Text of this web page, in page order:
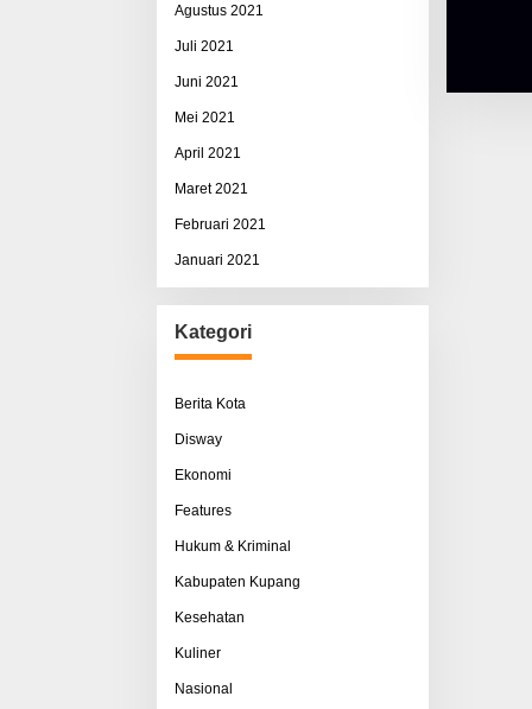
Agustus 2021
Juli 2021
Juni 2021
Mei 2021
April 2021
Maret 2021
Februari 2021
Januari 2021
Kategori
Berita Kota
Disway
Ekonomi
Features
Hukum & Kriminal
Kabupaten Kupang
Kesehatan
Kuliner
Nasional